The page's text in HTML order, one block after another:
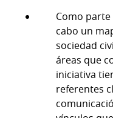
Como parte
cabo un
sociedad
áreas que
iniciativa
referentes